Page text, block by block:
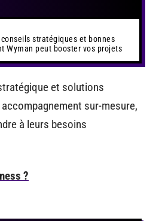
stratégiques et bonnes
Wyman peut booster vos projets
et solutions
sur-mesure,
à leurs besoins
?